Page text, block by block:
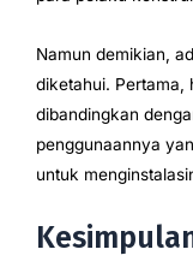
Namun demikian,
diketahui. Pertama,
dibandingkan
penggunaannya
untuk